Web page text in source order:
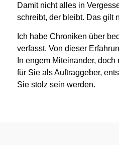
Damit nicht alles in
schreibt, der bleibt. Das gilt
Ich habe Chroniken über
verfasst. Von dieser
In engem Miteinander,
für Sie als Auftraggeber,
Sie stolz sein werden.